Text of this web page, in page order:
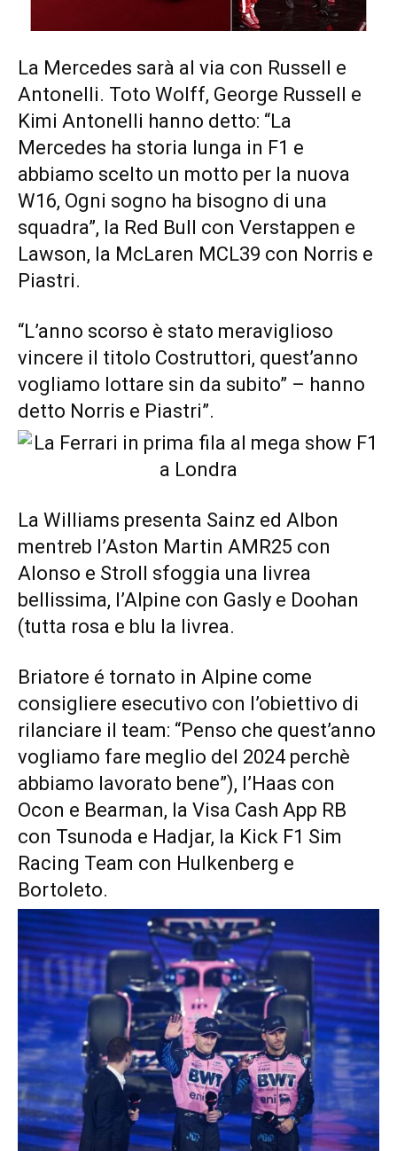
La Mercedes sarà al via con Russell e
Antonelli. Toto Wolff, George Russell e
Kimi Antonelli hanno detto: “La
Mercedes ha storia lunga in F1 e
abbiamo scelto un motto per la nuova
W16, Ogni sogno ha bisogno di una
squadra”, la Red Bull con Verstappen e
Lawson, la McLaren MCL39 con Norris e
Piastri.
“L’anno scorso è stato meraviglioso
vincere il titolo Costruttori, quest’anno
vogliamo lottare sin da subito” – hanno
detto Norris e Piastri”.
La Williams presenta Sainz ed Albon
mentreb l’Aston Martin AMR25 con
Alonso e Stroll sfoggia una livrea
bellissima, l’Alpine con Gasly e Doohan
(tutta rosa e blu la livrea.
Briatore é tornato in Alpine come
consigliere esecutivo con l’obiettivo di
rilanciare il team: “Penso che quest’anno
vogliamo fare meglio del 2024 perchè
abbiamo lavorato bene”), l’Haas con
Ocon e Bearman, la Visa Cash App RB
con Tsunoda e Hadjar, la Kick F1 Sim
Racing Team con Hulkenberg e
Bortoleto.